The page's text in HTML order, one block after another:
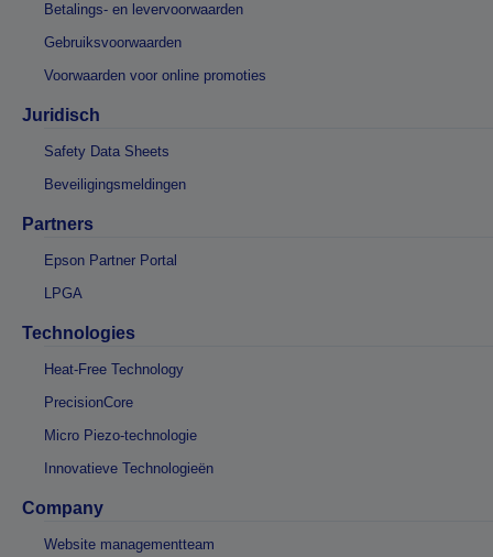
Betalings- en levervoorwaarden
Gebruiksvoorwaarden
Voorwaarden voor online promoties
Juridisch
Safety Data Sheets
Beveiligingsmeldingen
Partners
Epson Partner Portal
LPGA
Technologies
Heat-Free Technology
PrecisionCore
Micro Piezo-technologie
Innovatieve Technologieën
Company
Website managementteam